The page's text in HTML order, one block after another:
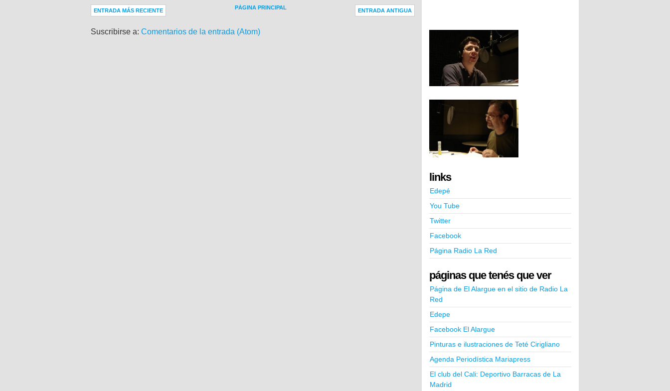
ENTRADA MÁS RECIENTE ENTRADA ANTIGUA
PÁGINA PRINCIPAL
Suscribirse a: Comentarios de la entrada (Atom)
links
Edepé
You Tube
Twitter
Facebook
Página Radio La Red
páginas que tenés que ver
Página de El Alargue en el sitio de Radio La
Red
Edepe
Facebook El Alargue
Pinturas e ilustraciones de Teté Cirigliano
Agenda Periodística Mariapress
El club del Cali: Deportivo Barracas de La
Madrid